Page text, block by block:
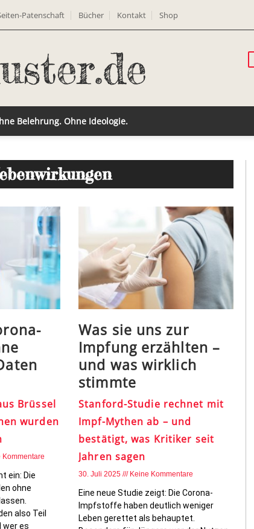
Patenschaft Bücher Kontakt Shop
Belehrung. Ohne Ideologie.
Brüssel
wurden
Kommentare
ein: Die
ohne
also Teil
wer es
Was sie uns zur
Impfung erzählten –
und was wirklich
stimmte
Stanford-Studie rechnet mit
Impf-Mythen ab – und
bestätigt, was Kritiker seit
Jahren sagen
30. Juli 2025 Keine Kommentare
Eine neue Studie zeigt: Die Corona-
Impfstoffe haben deutlich weniger
Leben gerettet als behauptet.